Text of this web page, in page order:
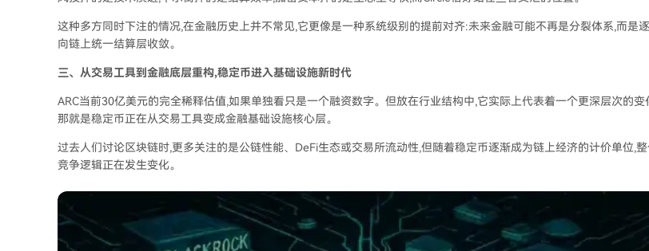
这种多方同时下注的情况,在金融历史上并不常见,它更像是一种系统级别的提前对齐:未来金融可能不再是分裂体系,而是
向链上统一结算层收敛。
三、从交易工具到金融底层重构,稳定币进入基础设施新时代
ARC当前30亿美元的完全稀释估值,如果单独看只是一个融资数字。但放在行业结构中,它实际上代表着一个更深层次的变
那就是稳定币正在从交易工具变成金融基础设施核心层。
过去人们讨论区块链时,更多关注的是公链性能、DeFi生态或交易所流动性,但随着稳定币逐渐成为链上经济的计价单位,
竞争逻辑正在发生变化。